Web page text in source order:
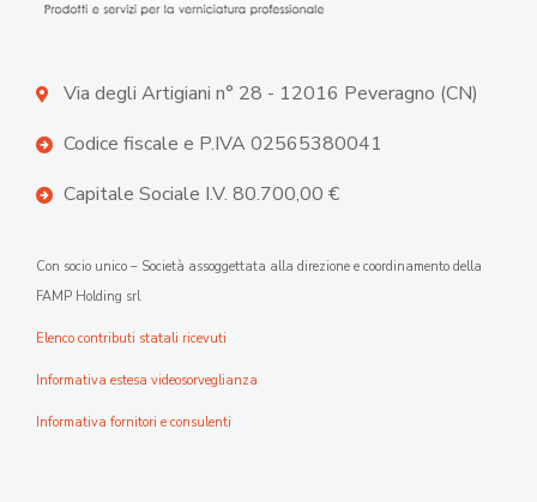
Via degli Artigiani n° 28 - 12016 Peveragno (CN)
Codice fiscale e P.IVA 02565380041
Capitale Sociale I.V. 80.700,00 €
Con socio unico – Società assoggettata alla direzione e coordinamento della
FAMP Holding srl
Elenco contributi statali ricevuti
Informativa estesa videosorveglianza
Informativa fornitori e consulenti